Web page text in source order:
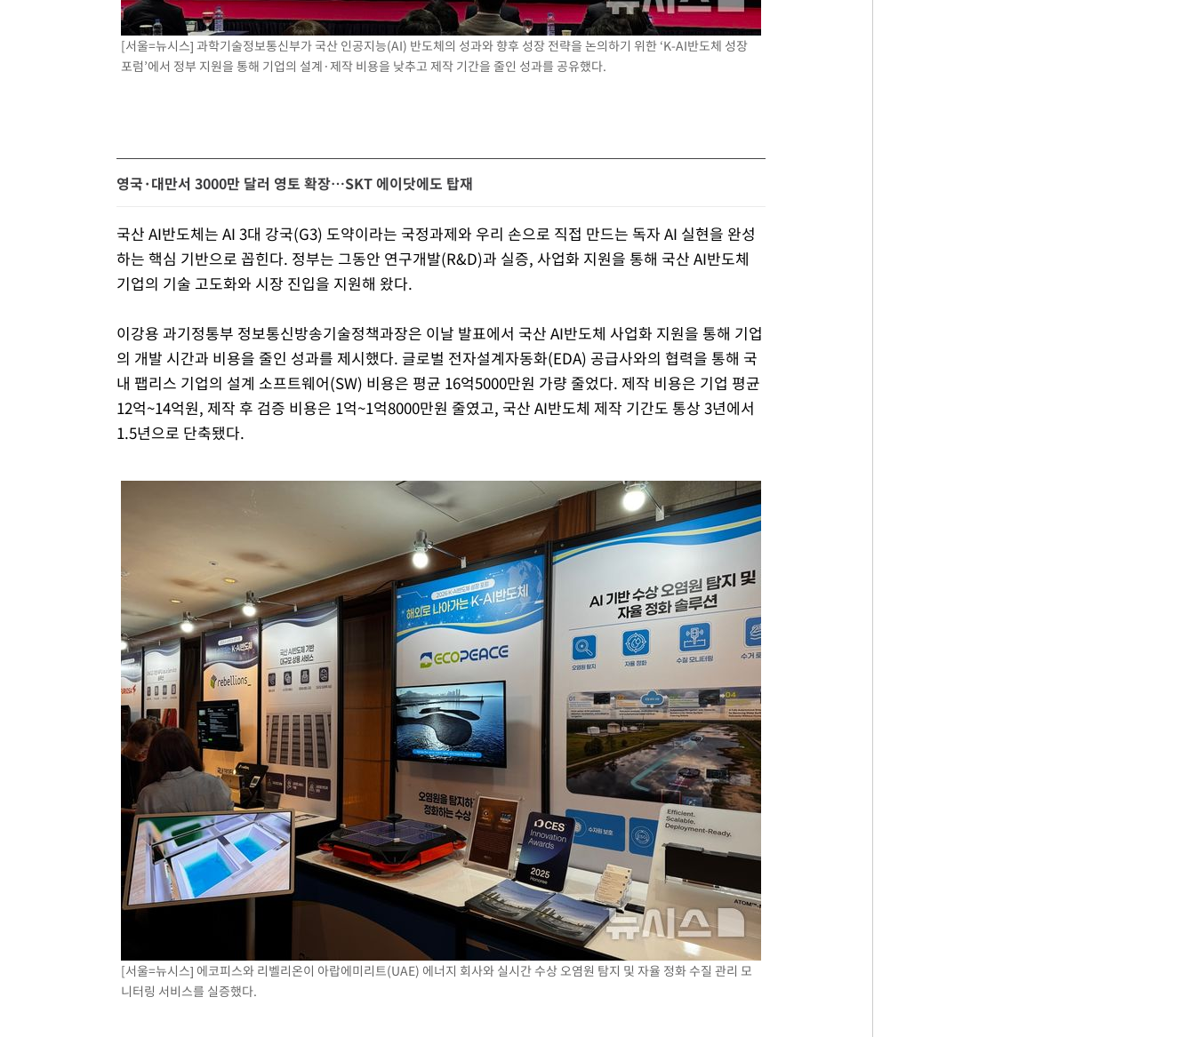
[서울=뉴시스] 과학기술정보통신부가 국산 인공지능(AI) 반도체의 성과와 향후 성장 전략을 논의하기 위한 ‘K-AI반도체 성장
포럼’에서 정부 지원을 통해 기업의 설계·제작 비용을 낮추고 제작 기간을 줄인 성과를 공유했다.
영국·대만서 3000만 달러 영토 확장…SKT 에이닷에도 탑재
국산 AI반도체는 AI 3대 강국(G3) 도약이라는 국정과제와 우리 손으로 직접 만드는 독자 AI 실현을 완성
하는 핵심 기반으로 꼽힌다. 정부는 그동안 연구개발(R&D)과 실증, 사업화 지원을 통해 국산 AI반도체
기업의 기술 고도화와 시장 진입을 지원해 왔다.
이강용 과기정통부 정보통신방송기술정책과장은 이날 발표에서 국산 AI반도체 사업화 지원을 통해 기업
의 개발 시간과 비용을 줄인 성과를 제시했다. 글로벌 전자설계자동화(EDA) 공급사와의 협력을 통해 국
내 팹리스 기업의 설계 소프트웨어(SW) 비용은 평균 16억5000만원 가량 줄었다. 제작 비용은 기업 평균
12억~14억원, 제작 후 검증 비용은 1억~1억8000만원 줄였고, 국산 AI반도체 제작 기간도 통상 3년에서
1.5년으로 단축됐다.
[서울=뉴시스] 에코피스와 리벨리온이 아랍에미리트(UAE) 에너지 회사와 실시간 수상 오염원 탐지 및 자율 정화 수질 관리 모
니터링 서비스를 실증했다.